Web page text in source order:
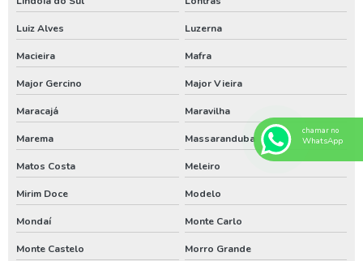
Manutenção poço artesiano em santa catarina
Manutenção poço artesiano paraná
Manutenção poço artesiano rio grande do sul
Perfuração de poço artesiano em santa catarina
Perfuração de poço artesiano no paraná
Perfuração de poço artesiano no rio grande do sul
Poço artesiano
Poço artesiano em santa catarina
Luiz Alves Luzerna
Macieira Mafra
Major Gercino Major Vieira
Maracajá Maravilha
Marema Massaranduba
Matos Costa Meleiro
Mirim Doce Modelo
Mondaí Monte Carlo
Monte Castelo Morro Grande
chamar no
WhatsApp